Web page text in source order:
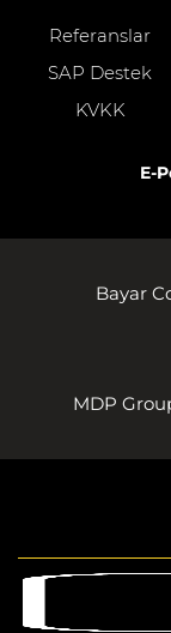
Referanslar
SAP Destek
KVKK
E-
Bayar
MDP